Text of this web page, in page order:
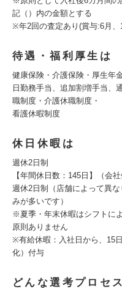
記（）内の金額とする
※年2回の査定あり(賞与:6月、
待遇・福利厚生は
健康保険・介護保険・厚生年
日勤務手当、追加割増手当、
職制度・介護休職制度・
看護休暇制度
休日休暇は
週休2日制
【年間休日数：145日】（会
週休2日制（店舗によって異
みが多いです）
※夏季・年末休暇はシフトに
原則ありません
※有給休暇：入社日から、15
化）付与
どんな選考プロセ